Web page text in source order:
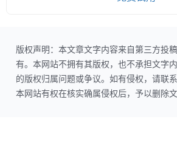
版权声明：本文章文字内容来自第三方投
有。本网站不拥有其版权，也不承担文字
的版权归属问题或争议。如有侵权，请联系
本网站有权在核实确属侵权后，予以删除文